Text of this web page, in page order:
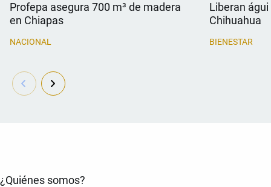
Profepa asegura 700 m³ de madera
en Chiapas
NACIONAL
Liberan
Chihuahua
BIENESTAR
¿Quiénes somos?